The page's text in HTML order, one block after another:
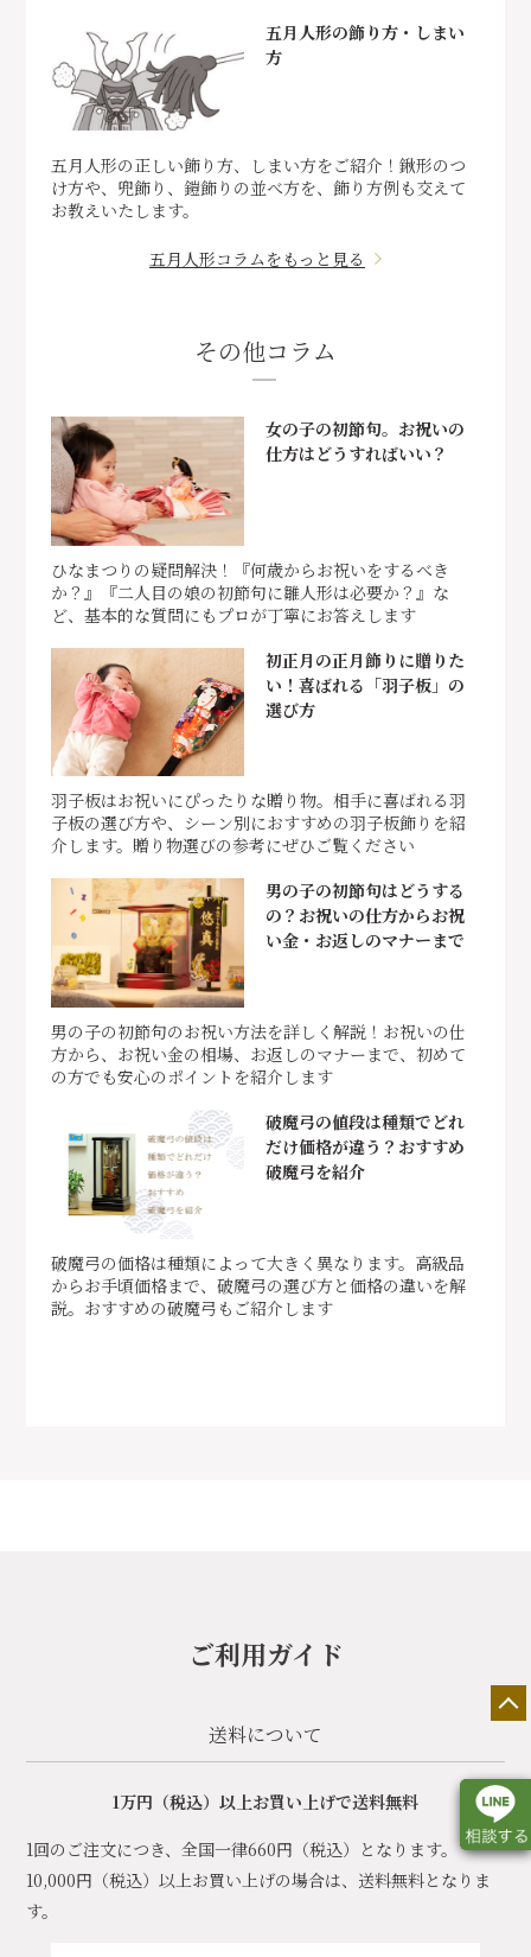
五月人形の飾り方・しまい
方
五月人形の正しい飾り方、しまい方をご紹介！鍬形のつ
け方や、兜飾り、鎧飾りの並べ方を、飾り方例も交えて
お教えいたします。
五月人形コラムをもっと見る
その他コラム
女の子の初節句。お祝いの
仕方はどうすればいい？
ひなまつりの疑問解決！『何歳からお祝いをするべき
か？』『二人目の娘の初節句に雛人形は必要か？』な
ど、基本的な質問にもプロが丁寧にお答えします
初正月の正月飾りに贈りた
い！喜ばれる「羽子板」の
選び方
羽子板はお祝いにぴったりな贈り物。相手に喜ばれる羽
子板の選び方や、シーン別におすすめの羽子板飾りを紹
介します。贈り物選びの参考にぜひご覧ください
男の子の初節句はどうする
の？お祝いの仕方からお祝
い金・お返しのマナーまで
男の子の初節句のお祝い方法を詳しく解説！お祝いの仕
方から、お祝い金の相場、お返しのマナーまで、初めて
の方でも安心のポイントを紹介します
破魔弓の値段は種類でどれ
だけ価格が違う？おすすめ
破魔弓を紹介
破魔弓の価格は種類によって大きく異なります。高級品
からお手頃価格まで、破魔弓の選び方と価格の違いを解
説。おすすめの破魔弓もご紹介します
ご利用ガイド
送料について
1万円（税込）以上お買い上げで送料無料
1回のご注文につき、全国一律660円（税込）となります。
10,000円（税込）以上お買い上げの場合は、送料無料となりま
す。